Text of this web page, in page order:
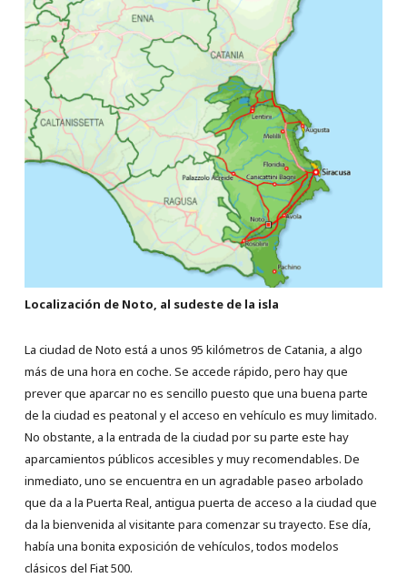
Localización de Noto, al sudeste de la isla
La ciudad de Noto está a unos 95 kilómetros de Catania, a algo
más de una hora en coche. Se accede rápido, pero hay que
prever que aparcar no es sencillo puesto que una buena parte
de la ciudad es peatonal y el acceso en vehículo es muy limitado.
No obstante, a la entrada de la ciudad por su parte este hay
aparcamientos públicos accesibles y muy recomendables. De
inmediato, uno se encuentra en un agradable paseo arbolado
que da a la Puerta Real, antigua puerta de acceso a la ciudad que
da la bienvenida al visitante para comenzar su trayecto. Ese día,
había una bonita exposición de vehículos, todos modelos
clásicos del Fiat 500.